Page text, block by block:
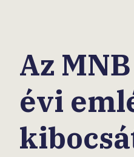
Az
évi